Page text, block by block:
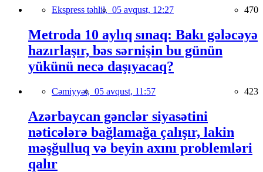
Ekspress təhlil, 05 avqust, 12:27 470
Metroda 10 aylıq sınaq: Bakı gələcəyə
hazırlaşır, bəs sərnişin bu günün
yükünü necə daşıyacaq?
Cəmiyyət, 05 avqust, 11:57 423
Azərbaycan gənclər siyasətini
nəticələrə bağlamağa çalışır, lakin
məşğulluq və beyin axını problemləri
qalır